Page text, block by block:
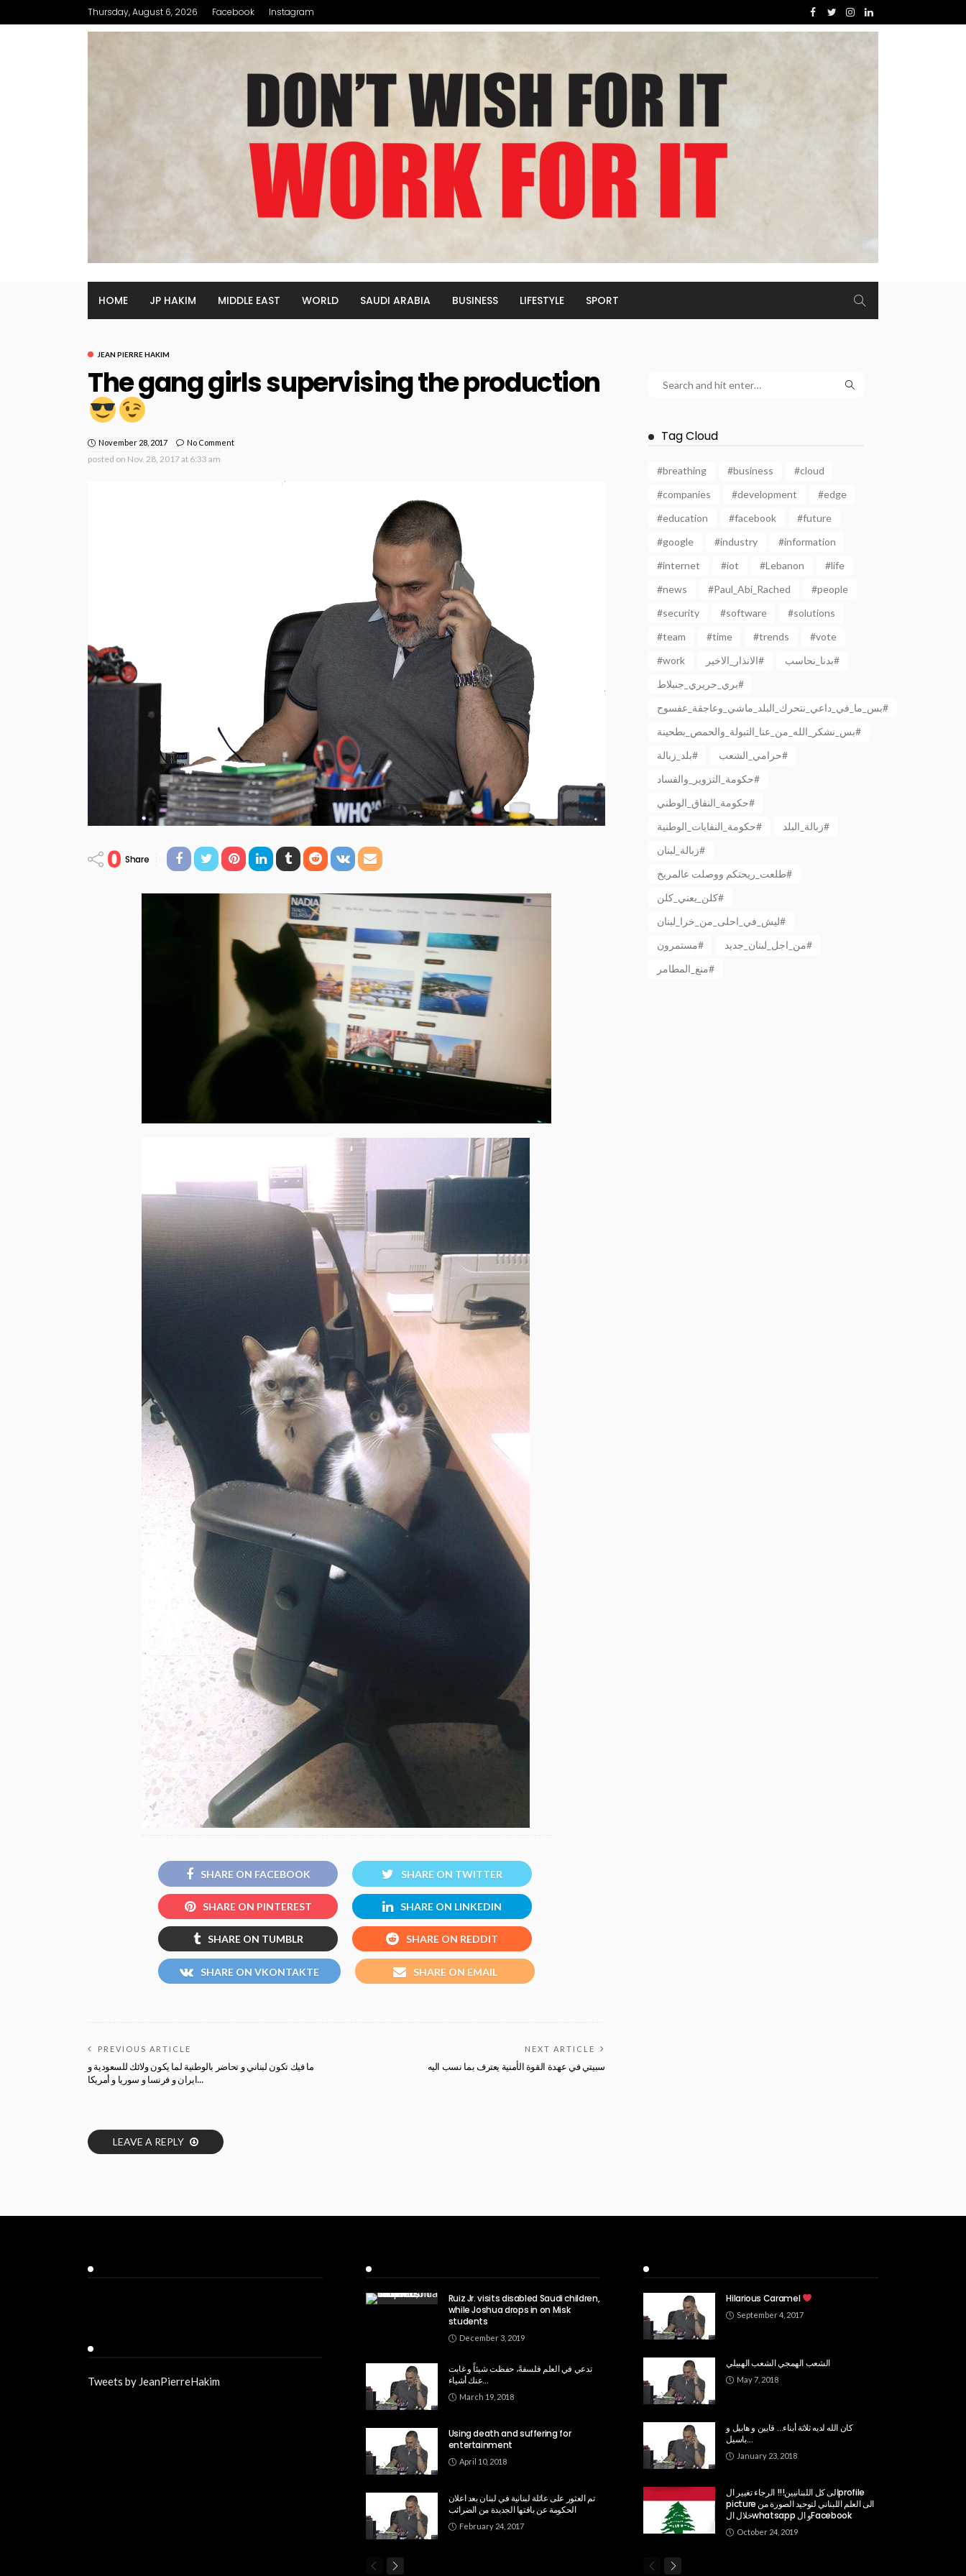
Thursday, August 6, 2026 Facebook Instagram
HOME JP HAKIM MIDDLE EAST WORLD SAUDI ARABIA BUSINESS LIFESTYLE SPORT
JEAN PIERRE HAKIM
The gang girls supervising the production
November 28, 2017 No Comment
posted on Nov. 28, 2017 at 6:33 am
0 Share
SHARE ON FACEBOOK SHARE ON TWITTER
SHARE ON PINTEREST SHARE ON LINKEDIN
SHARE ON TUMBLR SHARE ON REDDIT
SHARE ON VKONTAKTE SHARE ON EMAIL
PREVIOUS ARTICLE
ما فيك تكون لبناني و تحاضر بالوطنية لما يكون ولائك للسعودية و
ايران و فرنسا و سوريا و أمريكا…
NEXT ARTICLE
سبيتي في عهدة القوة الأمنية يعترف بما نسب اليه
LEAVE A REPLY
Tag Cloud
#breathing #business
#cloud
#companies
#development
#edge
#education
#facebook
#future
#google
#industry
#information
#internet
#iot #Lebanon
#life
#news
#Paul_Abi_Rached
#people
#security
#software
#solutions
#team
#time #trends
#vote
#work
الانذار_الاخير#
بدنا_نحاسب#
بري_حريري_جنبلاط#
بس_ما_في_داعي_نتحرك_البلد_ماشي_وعاجقة_عفسوح#
بس_نشكر_الله_من_عنا_التبولة_والحمص_بطحينة#
بلد_زبالة#
حرامي_الشعب#
حكومة_التزوير_والفساد#
حكومة_النفاق_الوطني#
حكومة_النفايات_الوطنية#
زبالة_البلد#
زبالة_لبنان#
طلعت_ريحتكم ووصلت عالمريخ#
كلن_يعني_كلن#
ليش_في_احلى_من_خرا_لبنان#
مستمرون#
من_اجل_لبنان_جديد#
منع_المطامر#
Tweets by JeanPierreHakim
Ruiz Jr. visits disabled Saudi children,
while Joshua drops in on Misk
students
December 3, 2019
تدعي في العلم فلسفةً، حفظت شيئاً و غابت
عنك أشياء…
March 19, 2018
Using death and suffering for
entertainment
April 10, 2018
تم العثور على عائلة لبنانية في لبنان بعد اعلان
الحكومة عن باقتها الجديدة من الضرائب
February 24, 2017
Hilarious Caramel
September 4, 2017
الشعب الهمجي الشعب الهبيلي
May 7, 2018
كان الله لديه ثلاثة أبناء… قايين و هابيل و
باسيل…
January 23, 2018
الى كل اللبنانيين!!! الرجاء تغيير الprofile
picture الى العلم اللبناني لتوحيد الصورة من
خلال الwhatsapp و الFacebook
October 24, 2019